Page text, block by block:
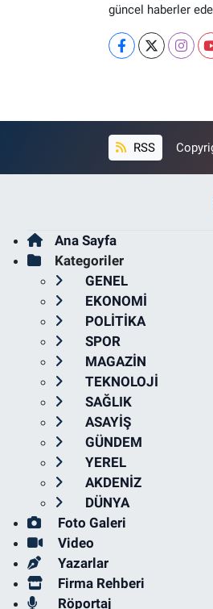
güncel haberler
RSS
Ana Sayfa
Kategoriler
GENEL
EKONOMİ
POLİTİKA
SPOR
MAGAZİN
TEKNOLOJİ
SAĞLIK
ASAYİŞ
GÜNDEM
YEREL
AKDENİZ
DÜNYA
Foto Galeri
Video
Yazarlar
Firma Rehberi
Röportaj